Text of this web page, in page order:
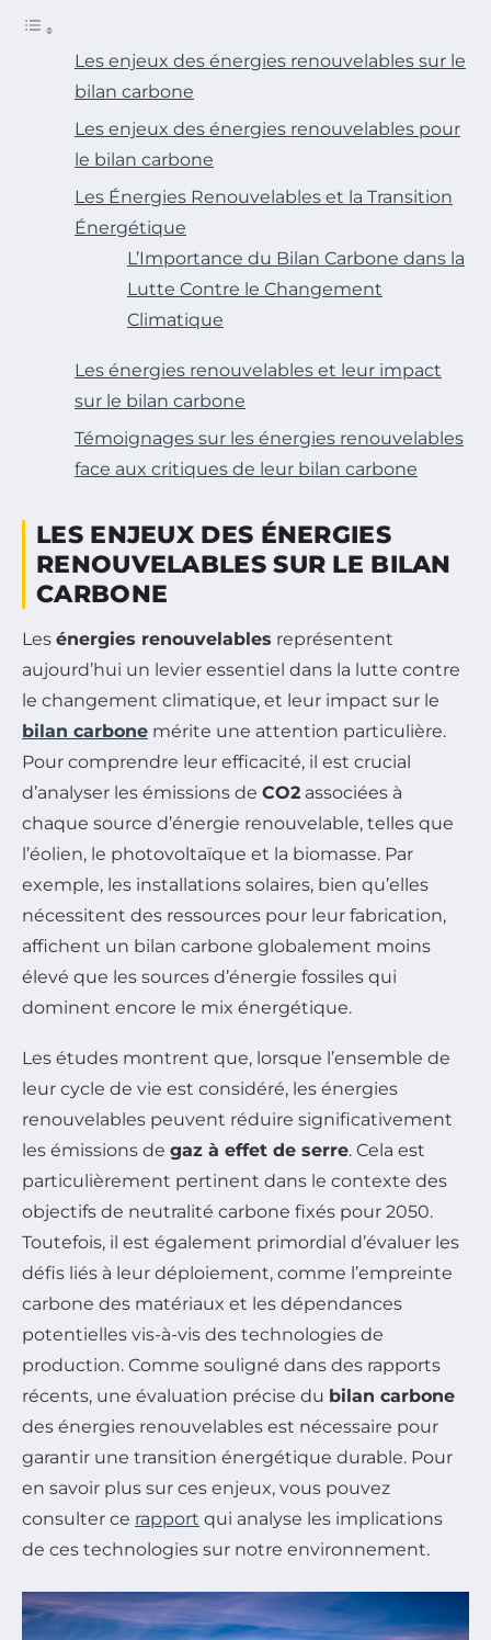
Les enjeux des énergies renouvelables sur le
bilan carbone
Les enjeux des énergies renouvelables pour
le bilan carbone
Les Énergies Renouvelables et la Transition
Énergétique
L’Importance du Bilan Carbone dans la
Lutte Contre le Changement
Climatique
Les énergies renouvelables et leur impact
sur le bilan carbone
Témoignages sur les énergies renouvelables
face aux critiques de leur bilan carbone
LES ENJEUX DES ÉNERGIES
RENOUVELABLES SUR LE BILAN
CARBONE
Les énergies renouvelables représentent
aujourd’hui un levier essentiel dans la lutte contre
le changement climatique, et leur impact sur le
bilan carbone mérite une attention particulière.
Pour comprendre leur efficacité, il est crucial
d’analyser les émissions de CO2 associées à
chaque source d’énergie renouvelable, telles que
l’éolien, le photovoltaïque et la biomasse. Par
exemple, les installations solaires, bien qu’elles
nécessitent des ressources pour leur fabrication,
affichent un bilan carbone globalement moins
élevé que les sources d’énergie fossiles qui
dominent encore le mix énergétique.
Les études montrent que, lorsque l’ensemble de
leur cycle de vie est considéré, les énergies
renouvelables peuvent réduire significativement
les émissions de gaz à effet de serre. Cela est
particulièrement pertinent dans le contexte des
objectifs de neutralité carbone fixés pour 2050.
Toutefois, il est également primordial d’évaluer les
défis liés à leur déploiement, comme l’empreinte
carbone des matériaux et les dépendances
potentielles vis-à-vis des technologies de
production. Comme souligné dans des rapports
récents, une évaluation précise du bilan carbone
des énergies renouvelables est nécessaire pour
garantir une transition énergétique durable. Pour
en savoir plus sur ces enjeux, vous pouvez
consulter ce rapport qui analyse les implications
de ces technologies sur notre environnement.